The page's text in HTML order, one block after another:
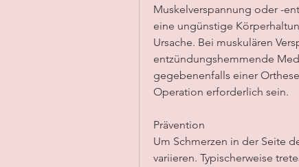
Muskelverspannung oder -
eine ungünstige
Ursache. Bei muskulären
entzündungshemmende
gegebenenfalls einer
Operation erforderlich sein.
Prävention
Um Schmerzen in der Seite
variieren. Typischerweise